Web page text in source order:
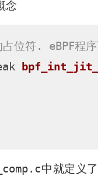
念
位符. eBPF程序
中就定义了